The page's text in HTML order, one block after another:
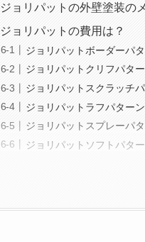
ジョリパットの外壁塗装の
ジョリパットの費用は？
ジョリパットボーダーパ
ジョリパットクリフパタ
ジョリパットスクラッチ
ジョリパットラフパターン
ジョリパットスプレーパ
ジョリパットソフトパタ